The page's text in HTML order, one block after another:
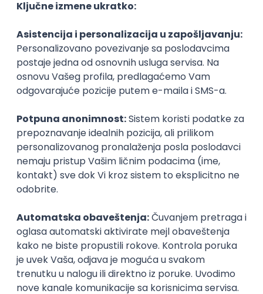
Alfa BK Univerzitet
Privatni Beograd
Univerzitet odbrane
Državni
Univerzitet Union
Privatni Beograd